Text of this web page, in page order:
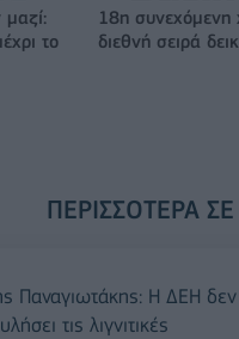
μαζί:
το
18η συνεχόμενη
διεθνή σειρά
ΠΕΡΙΣΣΌΤΕΡΑ
Παναγιωτάκης: Η ΔΕΗ δεν
τις λιγνιτικές